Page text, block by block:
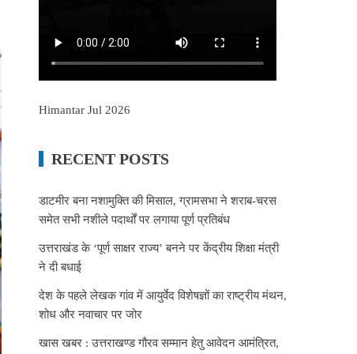
Himantar Jul 2026
RECENT POSTS
डाटमीर बना नशामुक्ति की मिसाल, ग्रामसभा ने शराब-चरस
समेत सभी नशीले पदार्थों पर लगाया पूर्ण प्रतिबंध
उत्तराखंड के ‘पूर्ण साक्षर राज्य’ बनने पर केंद्रीय शिक्षा मंत्री
ने दी बधाई
देश के पहले लेखक गांव में आयुर्वेद विशेषज्ञों का राष्ट्रीय मंथन,
शोध और नवाचार पर जोर
खास खबर : उत्तराखण्ड गौरव सम्मान हेतु आवेदन आमंत्रित,